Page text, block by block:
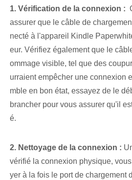
1.⁢ Vérification de la connexion :
assurer que le câble de
necté à l'appareil Kindle
eur. Vérifiez également que le
ommage visible, tel que des
urraient empêcher une connexion
mble en bon état, essayez de le
brancher pour vous assurer qu'il
é.
2. Nettoyage de la connexion :
vérifié la connexion physique,
yer à la fois le port de chargement